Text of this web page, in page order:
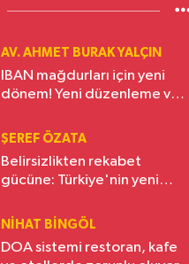
AV. AHMET BURAK YALÇIN
IBAN mağdurları için yeni
dönem! Yeni düzenleme ve
ŞEREF ÖZATA
Belirsizlikten rekabet
gücüne: Türkiye'nin yeni
NIHAT BINGÖL
DOA sistemi restoran, kafe